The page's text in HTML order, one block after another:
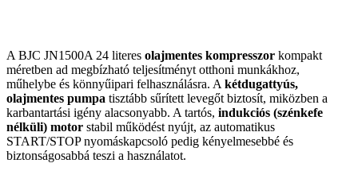
A BJC JN1500A 24 literes olajmentes kompresszor kompakt
méretben ad megbízható teljesítményt otthoni munkákhoz,
műhelybe és könnyűipari felhasználásra. A kétdugattyús,
olajmentes pumpa tisztább sűrített levegőt biztosít, miközben a
karbantartási igény alacsonyabb. A tartós, indukciós (szénkefe
nélküli) motor stabil működést nyújt, az automatikus
START/STOP nyomáskapcsoló pedig kényelmesebbé és
biztonságosabbá teszi a használatot.